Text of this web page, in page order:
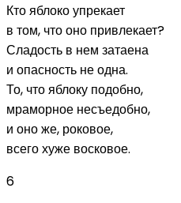
Кто яблоко упрекает
в том, что оно привлекает?
Сладость в нем затаена
и опасность не одна.
То, что яблоку подобно,
мраморное несъедобно,
и оно же, роковое,
всего хуже восковое.
6